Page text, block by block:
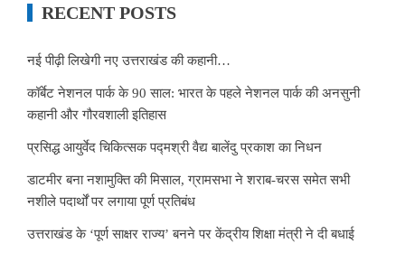
RECENT POSTS
नई पीढ़ी लिखेगी नए उत्तराखंड की कहानी…
कॉर्बेट नेशनल पार्क के 90 साल: भारत के पहले नेशनल पार्क की अनसुनी
कहानी और गौरवशाली इतिहास
प्रसिद्ध आयुर्वेद चिकित्सक पद्मश्री वैद्य बालेंदु प्रकाश का निधन
डाटमीर बना नशामुक्ति की मिसाल, ग्रामसभा ने शराब-चरस समेत सभी
नशीले पदार्थों पर लगाया पूर्ण प्रतिबंध
उत्तराखंड के ‘पूर्ण साक्षर राज्य’ बनने पर केंद्रीय शिक्षा मंत्री ने दी बधाई